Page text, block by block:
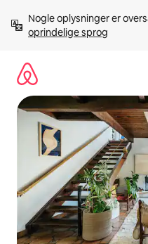
videre
Nogle oplysninger er
oprindelige sprog